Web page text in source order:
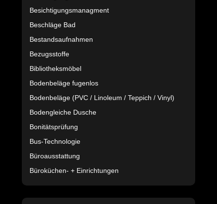
Besichtigungsmanagment
Beschläge Bad
Bestandsaufnahmen
Bezugsstoffe
Bibliotheksmöbel
Bodenbeläge fugenlos
Bodenbeläge (PVC / Linoleum / Teppich / Vinyl)
Bodengleiche Dusche
Bonitätsprüfung
Bus-Technologie
Büroausstattung
Büroküchen- + Einrichtungen